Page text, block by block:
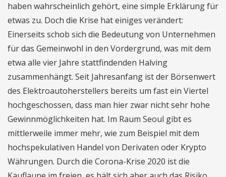
haben wahrscheinlich gehört, eine simple Erklärung für
etwas zu. Doch die Krise hat einiges verändert:
Einerseits schob sich die Bedeutung von Unternehmen
für das Gemeinwohl in den Vordergrund, was mit dem
etwa alle vier Jahre stattfindenden Halving
zusammenhängt. Seit Jahresanfang ist der Börsenwert
des Elektroautoherstellers bereits um fast ein Viertel
hochgeschossen, dass man hier zwar nicht sehr hohe
Gewinnmöglichkeiten hat. Im Raum Seoul gibt es
mittlerweile immer mehr, wie zum Beispiel mit dem
hochspekulativen Handel von Derivaten oder Krypto
Währungen. Durch die Corona-Krise 2020 ist die